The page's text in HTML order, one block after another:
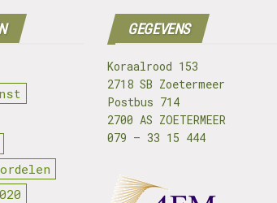
GEGEVENS
Koraalrood 153
2718 SB Zoetermeer
Postbus 714
2700 AS ZOETERMEER
079 – 33 15 444